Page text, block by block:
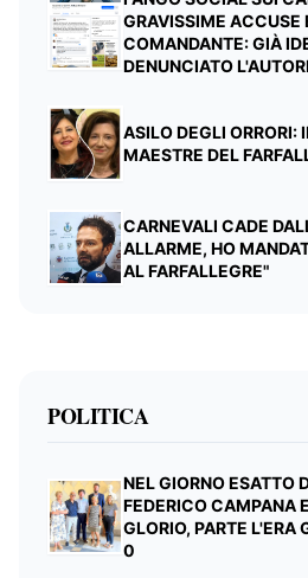
GRAVISSIME ACCUSE
COMANDANTE: GIÀ
DENUNCIATO
ASILO DEGLI ORRORI:
MAESTRE DEL
CARNEVALI CADE
ALLARME, HO
AL FARFALLEGRE"
POLITICA
NEL GIORNO ESATTO
FEDERICO CAMPANA
GLORIO, PARTE L'ERA
0